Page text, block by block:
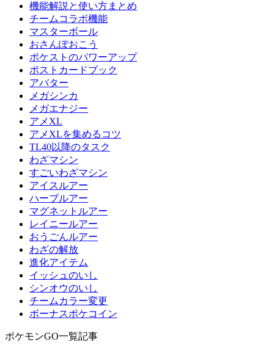
機能解説と使い方まとめ
チームコラボ機能
マスターボール
おさんぽおこう
ポケストのパワーアップ
ポストカードブック
アバター
メガシンカ
メガエナジー
アメXL
アメXLを集めるコツ
TL40以降のタスク
わざマシン
すごいわざマシン
アイスルアー
ハーブルアー
マグネットルアー
レイニールアー
おうごんルアー
わざの解放
進化アイテム
イッシュのいし
シンオウのいし
チームカラー変更
ボーナスポケコイン
ポケモンGO一覧記事